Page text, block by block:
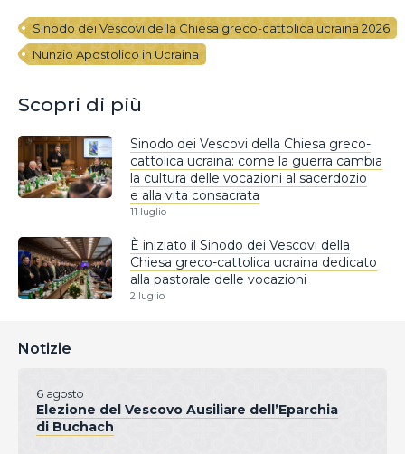
Sinodo dei Vescovi della Chiesa greco-cattolica ucraina 2026
Nunzio Apostolico in Ucraina
Scopri di più
Sinodo dei Vescovi della Chiesa greco-
cattolica ucraina: come la guerra cambia
la cultura delle vocazioni al sacerdozio
e alla vita consacrata
11 luglio
È iniziato il Sinodo dei Vescovi della
Chiesa greco-cattolica ucraina dedicato
alla pastorale delle vocazioni
2 luglio
Notizie
6 agosto
Elezione del Vescovo Ausiliare dell’Eparchia
di Buchach